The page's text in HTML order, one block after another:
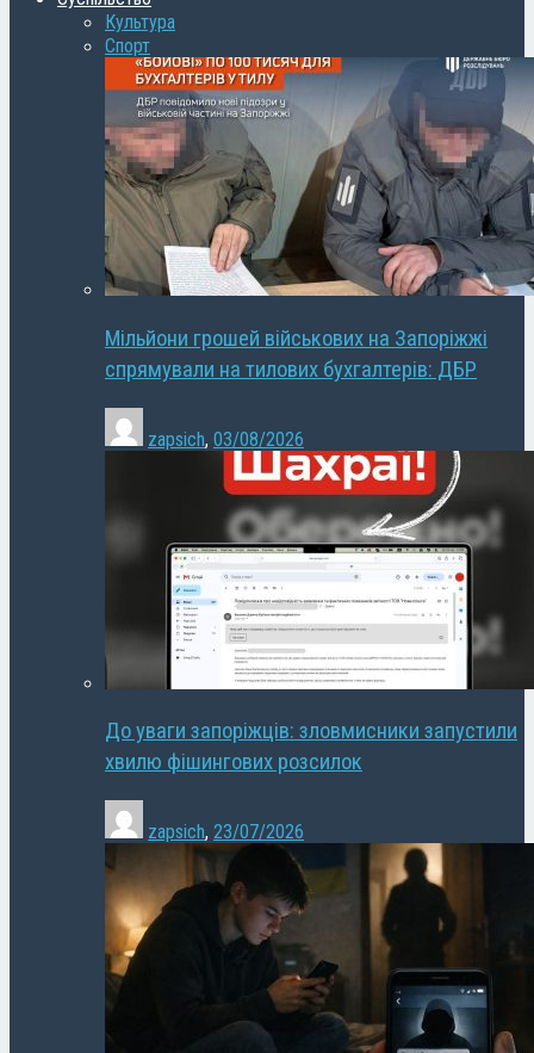
Культура
Спорт
Мільйони грошей військових на Запоріжжі
спрямували на тилових бухгалтерів: ДБР
zapsich, 03/08/2026
До уваги запоріжців: зловмисники запустили
хвилю фішингових розсилок
zapsich, 23/07/2026